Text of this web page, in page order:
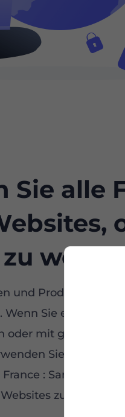
Sie alle
werden
und Produkte ist
Sie ein
oder mit geografisch
Sie einen
: Sammeln
zu, führen